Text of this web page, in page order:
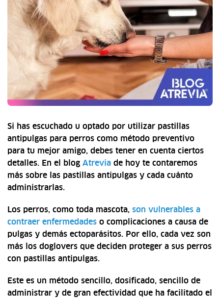
Si has escuchado u optado por utilizar pastillas
antipulgas para perros como método preventivo
para tu mejor amigo, debes tener en cuenta ciertos
detalles. En el blog Atrevia de hoy te contaremos
más sobre las pastillas antipulgas y cada cuánto
administrarlas.
Los perros, como toda mascota, son vulnerables a
contraer enfermedades o complicaciones a causa de
pulgas y demás ectoparásitos. Por ello, cada vez son
más los doglovers que deciden proteger a sus perros
con pastillas antipulgas.
Este es un método sencillo, dosificado, sencillo de
administrar y de gran efectividad que ha facilitado el